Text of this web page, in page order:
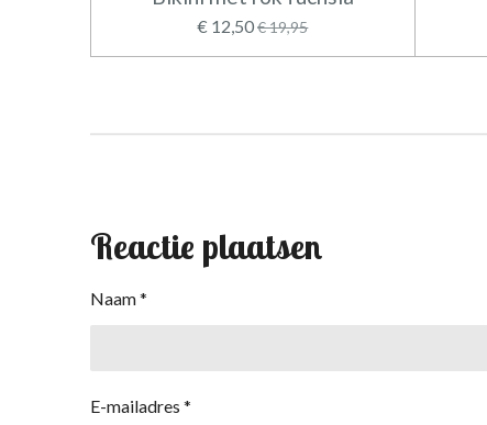
€ 12,50€ 19,95
Reactie plaatsen
Naam *
E-mailadres *